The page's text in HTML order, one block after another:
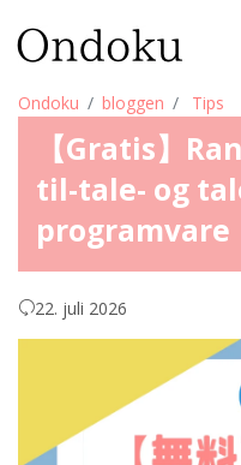
Ondoku bloggen Tips
【Gratis】
til-tale- og
programvare
22. juli 2026